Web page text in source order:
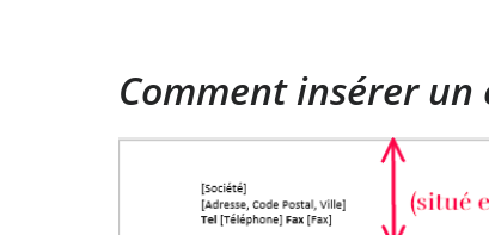
Comment insérer